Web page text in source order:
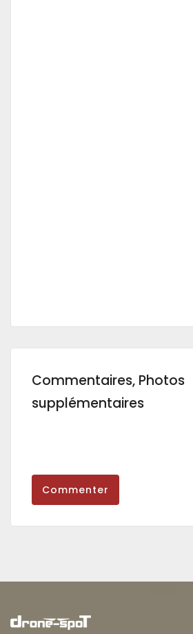
Commentaires, Photos
supplémentaires
Commenter